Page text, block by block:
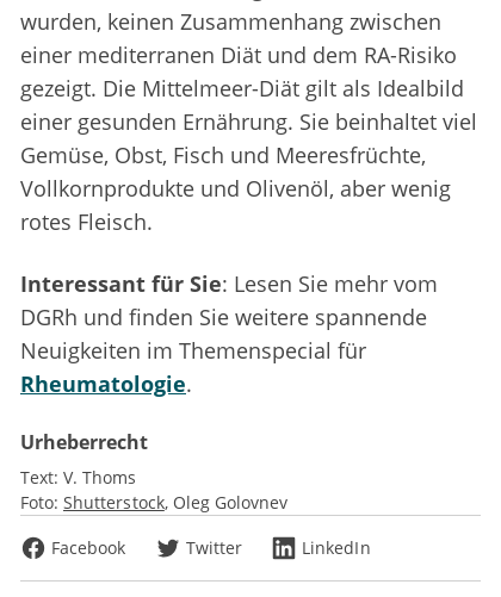
wurden, keinen Zusammenhang zwischen
einer mediterranen Diät und dem RA-Risiko
gezeigt. Die Mittelmeer-Diät gilt als Idealbild
einer gesunden Ernährung. Sie beinhaltet viel
Gemüse, Obst, Fisch und Meeresfrüchte,
Vollkornprodukte und Olivenöl, aber wenig
rotes Fleisch.
Interessant für Sie: Lesen Sie mehr vom
DGRh und finden Sie weitere spannende
Neuigkeiten im Themenspecial für
Rheumatologie.
Urheberrecht
Text: V. Thoms
Foto: Shutterstock Oleg Golovnev
Facebook
Twitter LinkedIn